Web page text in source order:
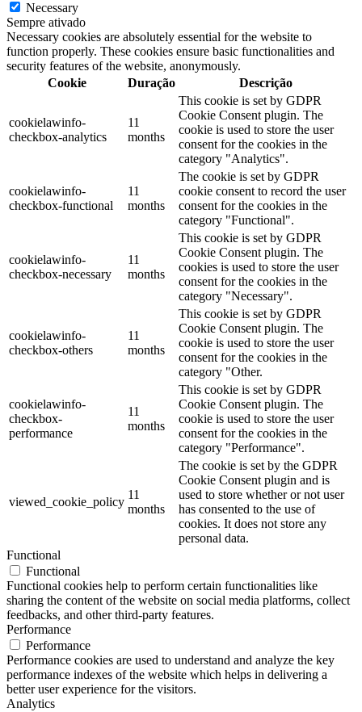
Necessary
Sempre ativado
Necessary cookies are absolutely essential for the website to
function properly. These cookies ensure basic functionalities and
security features of the website, anonymously.
Cookie
Duração Descrição
cookielawinfo-
checkbox-analytics
11
months
This cookie is set by GDPR
Cookie Consent plugin. The
cookie is used to store the user
consent for the cookies in the
category "Analytics".
cookielawinfo-
checkbox-functional
11
months
The cookie is set by GDPR
cookie consent to record the user
consent for the cookies in the
category "Functional".
cookielawinfo-
checkbox-necessary
11
months
This cookie is set by GDPR
Cookie Consent plugin. The
cookies is used to store the user
consent for the cookies in the
category "Necessary".
cookielawinfo-
checkbox-others
11
months
This cookie is set by GDPR
Cookie Consent plugin. The
cookie is used to store the user
consent for the cookies in the
category "Other.
cookielawinfo-
checkbox-
performance
11
months
This cookie is set by GDPR
Cookie Consent plugin. The
cookie is used to store the user
consent for the cookies in the
category "Performance".
viewed_cookie_policy
11
months
The cookie is set by the GDPR
Cookie Consent plugin and is
used to store whether or not user
has consented to the use of
cookies. It does not store any
personal data.
Functional
Functional
Functional cookies help to perform certain functionalities like
sharing the content of the website on social media platforms, collect
feedbacks, and other third-party features.
Performance
Performance
Performance cookies are used to understand and analyze the key
performance indexes of the website which helps in delivering a
better user experience for the visitors.
Analytics